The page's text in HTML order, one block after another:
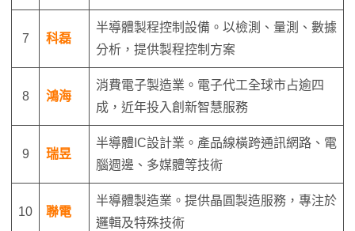
7 科磊
半導體製程控制設備。以檢測、量測、數據
分析，提供製程控制方案
8 鴻海
消費電子製造業。電子代工全球市占逾四
成，近年投入創新智慧服務
9 瑞昱
半導體IC設計業。產品線橫跨通訊網路、電
腦週邊、多媒體等技術
10 聯電
半導體製造業。提供晶圓製造服務，專注於
邏輯及特殊技術